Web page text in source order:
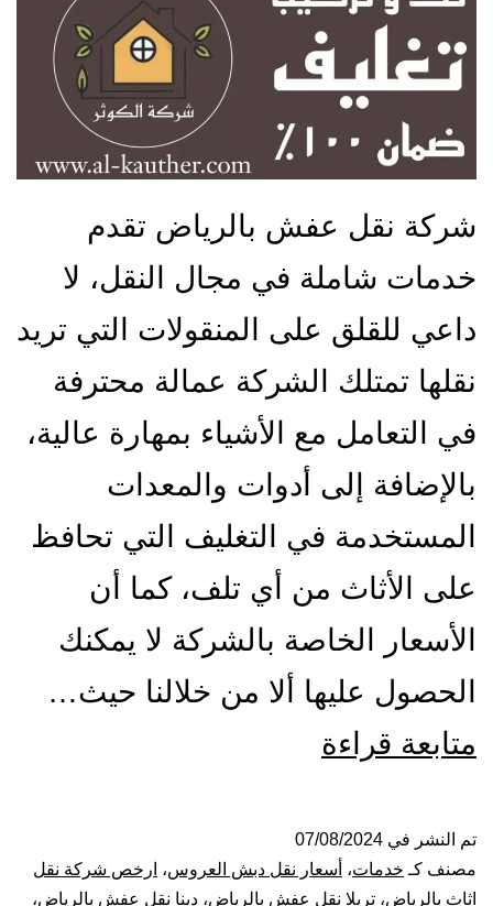
شركة نقل عفش بالرياض تقدم
خدمات شاملة في مجال النقل، لا
داعي للقلق على المنقولات التي تريد
نقلها تمتلك الشركة عمالة محترفة
في التعامل مع الأشياء بمهارة عالية،
بالإضافة إلى أدوات والمعدات
المستخدمة في التغليف التي تحافظ
على الأثاث من أي تلف، كما أن
الأسعار الخاصة بالشركة لا يمكنك
الحصول عليها ألا من خلالنا حيث…
متابعة قراءة
عفش
بالرياض
تم النشر في 07/08/2024
مصنف كـ خدمات، أسعار نقل دبش العروس، ارخص شركة نقل
اثاث بالرياض، تريلا نقل عفش بالرياض، دينا نقل عفش بالرياض،